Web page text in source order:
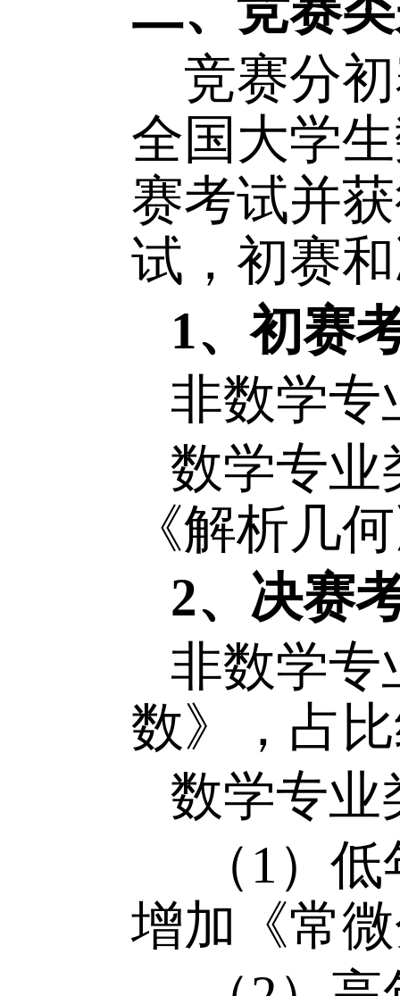
（2）
系统学过
二、竞赛
竞赛分
全国大
赛考试
试，初
1、初
非数学
数学专
《解析几
2、决
非数学
数》，占